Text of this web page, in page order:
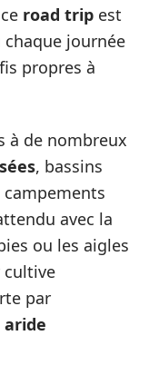
road trip est
journée
propres à
à de nombreux
, bassins
avec la
ou les aigles
cultive
par